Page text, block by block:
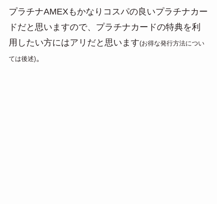
プラチナAMEXもかなりコスパの良いプラチナカー
ドだと思いますので、プラチナカードの特典を利
用したい方にはアリだと思います(お得な発行方法につい
ては後述)。